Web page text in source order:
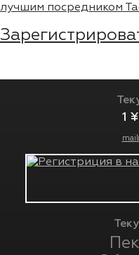
лучшим посредником
1 ¥